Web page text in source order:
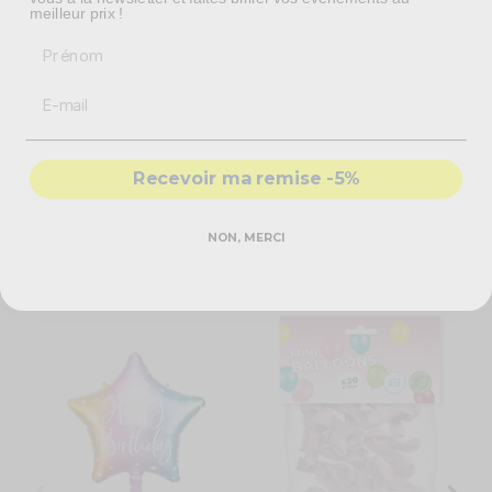
N'attendez plus ! Devenez la reine du podium avec cette écharpe florale !
Caractéristiques techniques
Taille unique
Motifs : florales aquarelles
Bordure festonnée
Dimensions : 75 cm x 10 cm
meilleur prix !
Prénom
Recevoir ma remise -5%
NON, MERCI